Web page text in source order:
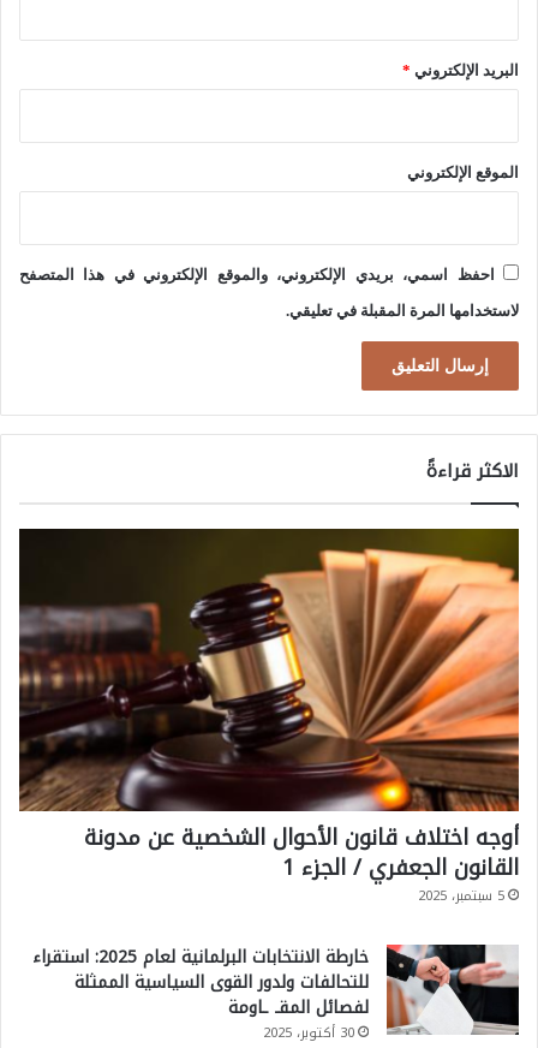
ع
ا
ا
ة
البريد الإلكتروني *
الموقع الإلكتروني
احفظ اسمي، بريدي الإلكتروني، والموقع الإلكتروني في هذا المتصفح
لاستخدامها المرة المقبلة في تعليقي.
الاكثر قراءةً
أوجه اختلاف قانون الأحوال الشخصية عن مدونة
القانون الجعفري / الجزء 1
5 سبتمبر، 2025
خارطة الانتخابات البرلمانية لعام 2025: استقراء
للتحالفات ولدور القوى السياسية الممثلة
لفصائل المقـ ـاومة
30 أكتوبر، 2025